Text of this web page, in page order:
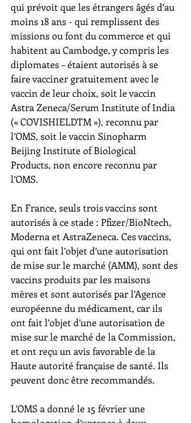
qui prévoit que les étrangers âgés d’au
moins 18 ans - qui remplissent des
missions ou font du commerce et qui
habitent au Cambodge, y compris les
diplomates – étaient autorisés à se
faire vacciner gratuitement avec le
vaccin de leur choix, soit le vaccin
Astra Zeneca/Serum Institute of India
(« COVISHIELDTM »), reconnu par
l’OMS, soit le vaccin Sinopharm
Beijing Institute of Biological
Products, non encore reconnu par
l’OMS.
En France, seuls trois vaccins sont
autorisés à ce stade : Pfizer/BioNtech,
Moderna et AstraZeneca. Ces vaccins,
qui ont fait l’objet d’une autorisation
de mise sur le marché (AMM), sont des
vaccins produits par les maisons
mères et sont autorisés par l’Agence
européenne du médicament, car ils
ont fait l’objet d’une autorisation de
mise sur le marché de la Commission,
et ont reçu un avis favorable de la
Haute autorité française de santé. Ils
peuvent donc être recommandés.
L’OMS a donné le 15 février une